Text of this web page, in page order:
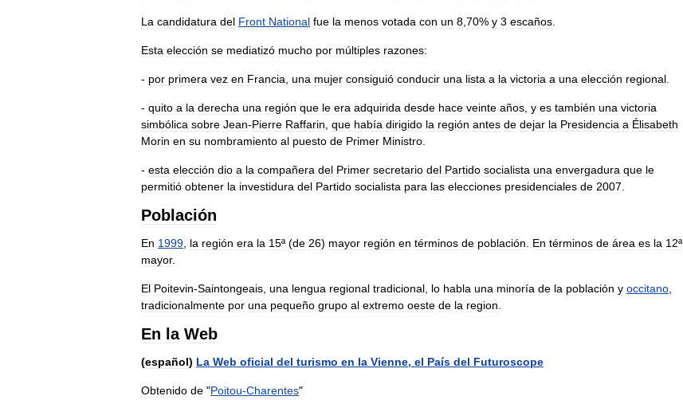
La candidatura del Front National fue la menos votada con un 8 70% y 3 escaños
Esta elección se mediatizó mucho por múltiples razones:
- por primera vez en Francia una mujer consiguió conducir una lista a la victoria a una elección regional
- quito a la derecha una región que le era adquirida desde hace veinte años y es también una victoria
simbólica sobre Jean-Pierre Raffarin que había dirigido la región antes de dejar la Presidencia a Élisabeth
Morin en su nombramiento al puesto de Primer Ministro
- esta elección dio a la compañera del Primer secretario del Partido socialista una envergadura que le
permitió obtener la investidura del Partido socialista para las elecciones presidenciales de 2007
Población
En 1999 la región era la 15ª(de 26) mayor región en términos de población En términos de área es la 12ª
mayor.
El Poitevin-Saintongeais una lengua regional tradicional lo habla una minoría de la población y occitano
tradicionalmente por una pequeño grupo al extremo oeste de la region
En la Web
(español) La Web oficial del turismo en la Vienne, el País del Futuroscope
Obtenido de "Poitou-Charentes"